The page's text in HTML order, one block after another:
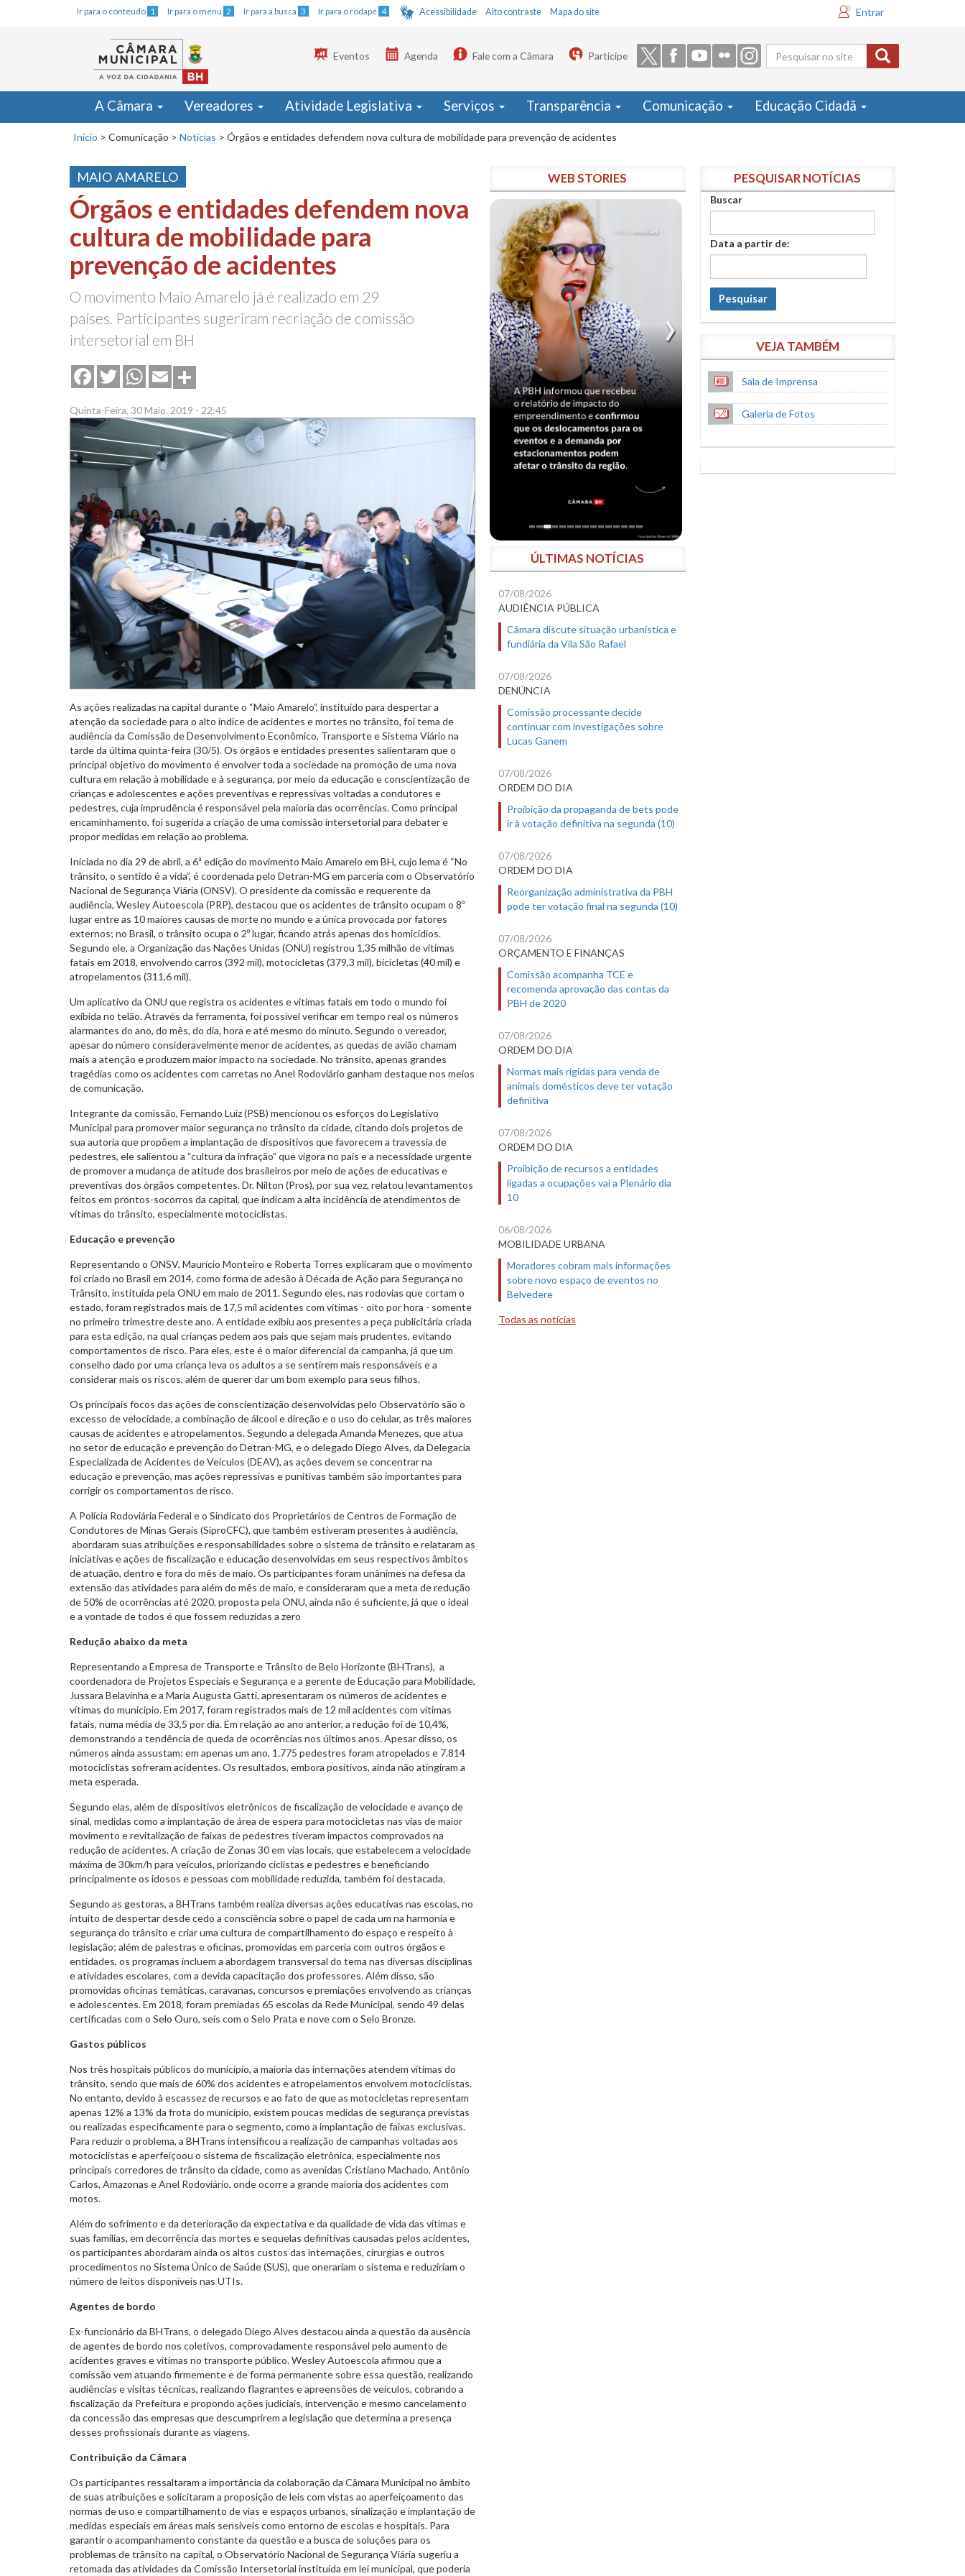
Ir para o conteúdo 1 Ir para o menu 2 Ir para a busca 3 Ir para o rodapé 4 Acessibilidade Alto contraste Mapa do site Entrar
Formulário
de busca
Eventos Agenda Fale com a Câmara Participe
A Câmara Vereadores Atividade Legislativa Serviços Transparência Comunicação Educação Cidadã
Início > Comunicação > Notícias > Órgãos e entidades defendem nova cultura de mobilidade para prevenção de acidentes
MAIO AMARELO
Órgãos e entidades defendem nova
cultura de mobilidade para
prevenção de acidentes
O movimento Maio Amarelo já é realizado em 29
países. Participantes sugeriram recriação de comissão
intersetorial em BH
FacebookTwitterWhatsApp
Email
Quinta-Feira, 30 Maio, 2019 - 22:45
As ações realizadas na capital durante o “Maio Amarelo”, instituído para despertar a
atenção da sociedade para o alto índice de acidentes e mortes no trânsito, foi tema de
audiência da Comissão de Desenvolvimento Econômico, Transporte e Sistema Viário na
tarde da última quinta-feira (30/5). Os órgãos e entidades presentes salientaram que o
principal objetivo do movimento é envolver toda a sociedade na promoção de uma nova
cultura em relação à mobilidade e à segurança, por meio da educação e conscientização de
crianças e adolescentes e ações preventivas e repressivas voltadas a condutores e
pedestres, cuja imprudência é responsável pela maioria das ocorrências. Como principal
encaminhamento, foi sugerida a criação de uma comissão intersetorial para debater e
propor medidas em relação ao problema.
Iniciada no dia 29 de abril, a 6ª edição do movimento Maio Amarelo em BH, cujo lema é “No
trânsito, o sentido é a vida”, é coordenada pelo Detran-MG em parceria com o Observatório
Nacional de Segurança Viária (ONSV). O presidente da comissão e requerente da
audiência, Wesley Autoescola (PRP), destacou que os acidentes de trânsito ocupam o 8º
lugar entre as 10 maiores causas de morte no mundo e a única provocada por fatores
externos; no Brasil, o trânsito ocupa o 2º lugar, ficando atrás apenas dos homicídios.
Segundo ele, a Organização das Nações Unidas (ONU) registrou 1,35 milhão de vítimas
fatais em 2018, envolvendo carros (392 mil), motocicletas (379,3 mil), bicicletas (40 mil) e
atropelamentos (311,6 mil).
Um aplicativo da ONU que registra os acidentes e vítimas fatais em todo o mundo foi
exibida no telão. Através da ferramenta, foi possível verificar em tempo real os números
alarmantes do ano, do mês, do dia, hora e até mesmo do minuto. Segundo o vereador,
apesar do número consideravelmente menor de acidentes, as quedas de avião chamam
mais a atenção e produzem maior impacto na sociedade. No trânsito, apenas grandes
tragédias como os acidentes com carretas no Anel Rodoviário ganham destaque nos meios
de comunicação.
Integrante da comissão, Fernando Luiz (PSB) mencionou os esforços do Legislativo
Municipal para promover maior segurança no trânsito da cidade, citando dois projetos de
sua autoria que propõem a implantação de dispositivos que favorecem a travessia de
pedestres, ele salientou a “cultura da infração” que vigora no país e a necessidade urgente
de promover a mudança de atitude dos brasileiros por meio de ações de educativas e
preventivas dos órgãos competentes. Dr. Nilton (Pros), por sua vez, relatou levantamentos
feitos em prontos-socorros da capital, que indicam a alta incidência de atendimentos de
vítimas do trânsito, especialmente motociclistas.
Educação e prevenção
Representando o ONSV, Maurício Monteiro e Roberta Torres explicaram que o movimento
foi criado no Brasil em 2014, como forma de adesão à Década de Ação para Segurança no
Trânsito, instituída pela ONU em maio de 2011. Segundo eles, nas rodovias que cortam o
estado, foram registrados mais de 17,5 mil acidentes com vítimas - oito por hora - somente
no primeiro trimestre deste ano. A entidade exibiu aos presentes a peça publicitária criada
para esta edição, na qual crianças pedem aos pais que sejam mais prudentes, evitando
comportamentos de risco. Para eles, este é o maior diferencial da campanha, já que um
conselho dado por uma criança leva os adultos a se sentirem mais responsáveis e a
considerar mais os riscos, além de querer dar um bom exemplo para seus filhos.
Os principais focos das ações de conscientização desenvolvidas pelo Observatório são o
excesso de velocidade, a combinação de álcool e direção e o uso do celular, as três maiores
causas de acidentes e atropelamentos. Segundo a delegada Amanda Menezes, que atua
no setor de educação e prevenção do Detran-MG, e o delegado Diego Alves, da Delegacia
Especializada de Acidentes de Veículos (DEAV), as ações devem se concentrar na
educação e prevenção, mas ações repressivas e punitivas também são importantes para
corrigir os comportamentos de risco.
A Polícia Rodoviária Federal e o Sindicato dos Proprietários de Centros de Formação de
Condutores de Minas Gerais (SiproCFC), que também estiveram presentes à audiência,
abordaram suas atribuições e responsabilidades sobre o sistema de trânsito e relataram as
iniciativas e ações de fiscalização e educação desenvolvidas em seus respectivos âmbitos
de atuação, dentro e fora do mês de maio. Os participantes foram unânimes na defesa da
extensão das atividades para além do mês de maio, e consideraram que a meta de redução
de 50% de ocorrências até 2020, proposta pela ONU, ainda não é suficiente, já que o ideal
e a vontade de todos é que fossem reduzidas a zero
Redução abaixo da meta
Representando a Empresa de Transporte e Trânsito de Belo Horizonte (BHTrans), a
coordenadora de Projetos Especiais e Segurança e a gerente de Educação para Mobilidade,
Jussara Belavinha e a Maria Augusta Gatti, apresentaram os números de acidentes e
vítimas do município. Em 2017, foram registrados mais de 12 mil acidentes com vítimas
fatais, numa média de 33,5 por dia. Em relação ao ano anterior, a redução foi de 10,4%,
demonstrando a tendência de queda de ocorrências nos últimos anos. Apesar disso, os
números ainda assustam: em apenas um ano, 1.775 pedestres foram atropelados e 7.814
motociclistas sofreram acidentes. Os resultados, embora positivos, ainda não atingiram a
meta esperada.
Segundo elas, além de dispositivos eletrônicos de fiscalização de velocidade e avanço de
sinal, medidas como a implantação de área de espera para motocicletas nas vias de maior
movimento e revitalização de faixas de pedestres tiveram impactos comprovados na
redução de acidentes. A criação de Zonas 30 em vias locais, que estabelecem a velocidade
máxima de 30km/h para veículos, priorizando ciclistas e pedestres e beneficiando
principalmente os idosos e pessoas com mobilidade reduzida, também foi destacada.
Segundo as gestoras, a BHTrans também realiza diversas ações educativas nas escolas, no
intuito de despertar desde cedo a consciência sobre o papel de cada um na harmonia e
segurança do trânsito e criar uma cultura de compartilhamento do espaço e respeito à
legislação; além de palestras e oficinas, promovidas em parceria com outros órgãos e
entidades, os programas incluem a abordagem transversal do tema nas diversas disciplinas
e atividades escolares, com a devida capacitação dos professores. Além disso, são
promovidas oficinas temáticas, caravanas, concursos e premiações envolvendo as crianças
e adolescentes. Em 2018, foram premiadas 65 escolas da Rede Municipal, sendo 49 delas
certificadas com o Selo Ouro, seis com o Selo Prata e nove com o Selo Bronze.
Gastos públicos
Nos três hospitais públicos do município, a maioria das internações atendem vítimas do
trânsito, sendo que mais de 60% dos acidentes e atropelamentos envolvem motociclistas.
No entanto, devido à escassez de recursos e ao fato de que as motocicletas representam
apenas 12% a 13% da frota do município, existem poucas medidas de segurança previstas
ou realizadas especificamente para o segmento, como a implantação de faixas exclusivas.
Para reduzir o problema, a BHTrans intensificou a realização de campanhas voltadas aos
motociclistas e aperfeiçoou o sistema de fiscalização eletrônica, especialmente nos
principais corredores de trânsito da cidade, como as avenidas Cristiano Machado, Antônio
Carlos, Amazonas e Anel Rodoviário, onde ocorre a grande maioria dos acidentes com
motos.
Além do sofrimento e da deterioração da expectativa e da qualidade de vida das vítimas e
suas famílias, em decorrência das mortes e sequelas definitivas causadas pelos acidentes,
os participantes abordaram ainda os altos custos das internações, cirurgias e outros
procedimentos no Sistema Único de Saúde (SUS), que onerariam o sistema e reduziriam o
número de leitos disponíveis nas UTIs.
Agentes de bordo
Ex-funcionário da BHTrans, o delegado Diego Alves destacou ainda a questão da ausência
de agentes de bordo nos coletivos, comprovadamente responsável pelo aumento de
acidentes graves e vítimas no transporte público. Wesley Autoescola afirmou que a
comissão vem atuando firmemente e de forma permanente sobre essa questão, realizando
audiências e visitas técnicas, realizando flagrantes e apreensões de veículos, cobrando a
fiscalização da Prefeitura e propondo ações judiciais, intervenção e mesmo cancelamento
da concessão das empresas que descumprirem a legislação que determina a presença
desses profissionais durante as viagens.
Contribuição da Câmara
Os participantes ressaltaram a importância da colaboração da Câmara Municipal no âmbito
de suas atribuições e solicitaram a proposição de leis com vistas ao aperfeiçoamento das
normas de uso e compartilhamento de vias e espaços urbanos, sinalização e implantação de
medidas especiais em áreas mais sensíveis como entorno de escolas e hospitais. Para
garantir o acompanhamento constante da questão e a busca de soluções para os
problemas de trânsito na capital, o Observatório Nacional de Segurança Viária sugeriu a
retomada das atividades da Comissão Intersetorial instituída em lei municipal, que poderia
WEB STORIES
ÚLTIMAS NOTÍCIAS
07/08/2026
AUDIÊNCIA PÚBLICA
Câmara discute situação urbanística e
fundiária da Vila São Rafael
07/08/2026
DENÚNCIA
Comissão processante decide
continuar com investigações sobre
Lucas Ganem
07/08/2026
ORDEM DO DIA
Proibição da propaganda de bets pode
ir à votação definitiva na segunda (10)
07/08/2026
ORDEM DO DIA
Reorganização administrativa da PBH
pode ter votação final na segunda (10)
07/08/2026
ORÇAMENTO E FINANÇAS
Comissão acompanha TCE e
recomenda aprovação das contas da
PBH de 2020
07/08/2026
ORDEM DO DIA
Normas mais rígidas para venda de
animais domésticos deve ter votação
definitiva
07/08/2026
ORDEM DO DIA
Proibição de recursos a entidades
ligadas a ocupações vai a Plenário dia
10
06/08/2026
MOBILIDADE URBANA
Moradores cobram mais informações
sobre novo espaço de eventos no
Belvedere
Todas as notícias
PESQUISAR NOTÍCIAS
Buscar
Data a partir de:
Pesquisar
VEJA TAMBÉM
Sala de Imprensa
Galeria de Fotos